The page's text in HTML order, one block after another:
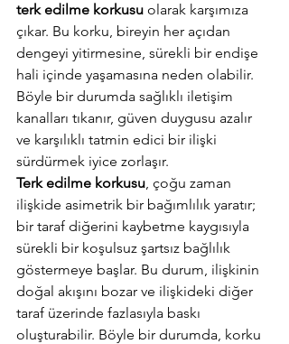
terk edilme korkusu olarak karşımıza
çıkar. Bu korku, bireyin her açıdan
dengeyi yitirmesine, sürekli bir endişe
hali içinde yaşamasına neden olabilir.
Böyle bir durumda sağlıklı iletişim
kanalları tıkanır, güven duygusu azalır
ve karşılıklı tatmin edici bir ilişki
sürdürmek iyice zorlaşır.
Terk edilme korkusu, çoğu zaman
ilişkide asimetrik bir bağımlılık yaratır;
bir taraf diğerini kaybetme kaygısıyla
sürekli bir koşulsuz şartsız bağlılık
göstermeye başlar. Bu durum, ilişkinin
doğal akışını bozar ve ilişkideki diğer
taraf üzerinde fazlasıyla baskı
oluşturabilir. Böyle bir durumda, korku